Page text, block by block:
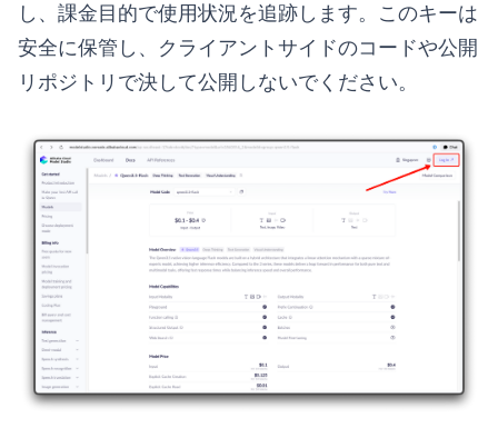
し、課金目的で使用状況を追跡します。このキーは
安全に保管し、クライアントサイドのコードや公開
リポジトリで決して公開しないでください。